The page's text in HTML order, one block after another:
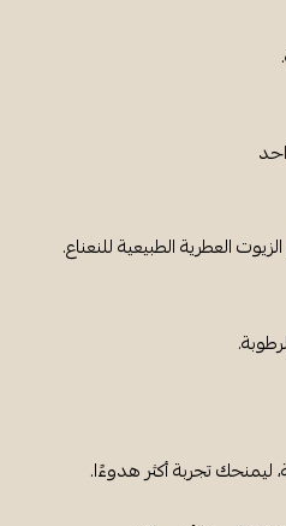
العطرية الطبيعية للنعناع.
ليمنحك تجربة أكثر هدوءًا.